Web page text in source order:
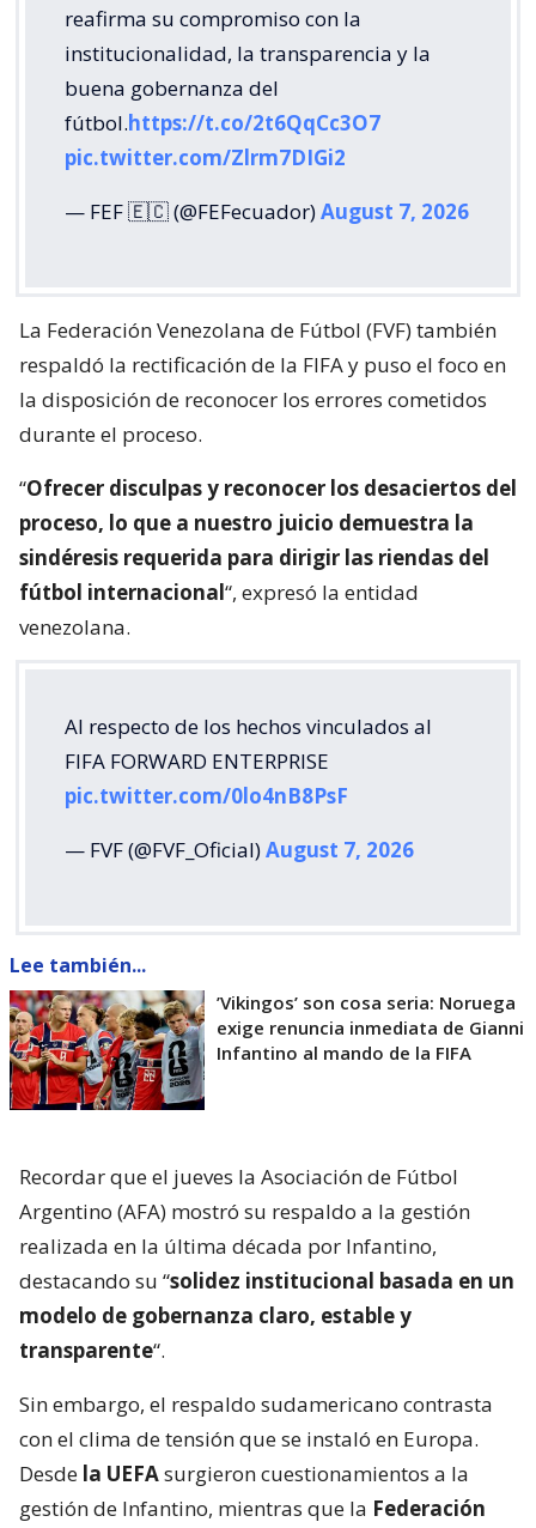
reafirma su compromiso con la
institucionalidad, la transparencia y la
buena gobernanza del
fútbol.https://t.co/2t6QqCc3O7
pic.twitter.com/Zlrm7DIGi2
— FEF 🇪🇨 (@FEFecuador)August 7, 2026
La Federación Venezolana de Fútbol (FVF) también
respaldó la rectificación de la FIFA y puso el foco en
la disposición de reconocer los errores cometidos
durante el proceso.
“Ofrecer disculpas y reconocer los desaciertos del
proceso, lo que a nuestro juicio demuestra la
sindéresis requerida para dirigir las riendas del
fútbol internacional“, expresó la entidad
venezolana.
Al respecto de los hechos vinculados al
FIFA FORWARD ENTERPRISE
pic.twitter.com/0lo4nB8PsF
— FVF (@FVF_Oficial)August 7, 2026
Lee también...
’Vikingos’ son cosa seria: Noruega
exige renuncia inmediata de Gianni
Infantino al mando de la FIFA
Recordar que el jueves la Asociación de Fútbol
Argentino (AFA) mostró su respaldo a la gestión
realizada en la última década por Infantino,
destacando su “solidez institucional basada en un
modelo de gobernanza claro, estable y
transparente“.
Sin embargo, el respaldo sudamericano contrasta
con el clima de tensión que se instaló en Europa.
Desde la UEFAsurgieron cuestionamientos a la
gestión de Infantino, mientras que la Federación